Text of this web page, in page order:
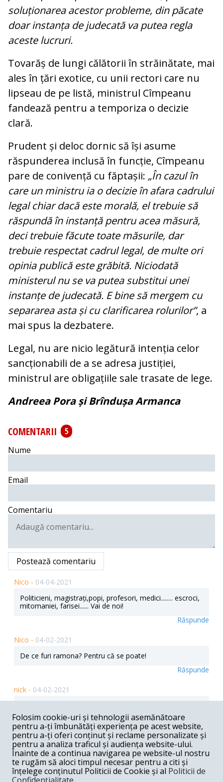
soluționarea acestor probleme, din păcate
doar instanța de judecată va putea regla
aceste lucruri.
Tovarăș de lungi călătorii în străinătate, mai
ales în țări exotice, cu unii rectori care nu
lipseau de pe listă, ministrul Cîmpeanu
fandează pentru a temporiza o decizie
clară.
Prudent și deloc dornic să își asume
răspunderea inclusă în funcție, Cîmpeanu
pare de conivență cu făptașii: „În cazul în
care un ministru ia o decizie în afara cadrului
legal chiar dacă este morală, el trebuie să
răspundă în instanță pentru acea măsură,
deci trebuie făcute toate măsurile, dar
trebuie respectat cadrul legal, de multe ori
opinia publică este grăbită. Niciodată
ministerul nu se va putea substitui unei
instanțe de judecată. E bine să mergem cu
separarea asta și cu clarificarea rolurilor”, a
mai spus la dezbatere.
Legal, nu are nicio legătură intenția celor
sancționabili de a se adresa justiției,
ministrul are obligațiile sale trasate de lege.
Andreea Pora și Brîndușa Armanca
COMENTARII
5
Nume
Email
Comentariu
Postează comentariu
Nico - 04-04-2021
Politicieni, magistrați,popi, profesori, medici........ escroci,
mitomaniei, farisei...... Vai de noi!
Răspunde
Nico - 04-02-2021
De ce furi ramona? Pentru că se poate!
Răspunde
nick - 04-02-2021
pe carte!
Răspunde
Alex -03-31-2021
Acel,,CINEVA" ești DTA și cei supuși,
înclinați,inconștiență și NEMERITATI ÎN ÎNVĂȚĂMÂNT.
Folosim cookie-uri și tehnologii asemănătoare
pentru a-ți îmbunătăți experiența pe acest website,
pentru a-ți oferi conținut și reclame personalizate și
pentru a analiza traficul și audiența website-ului.
Înainte de a continua navigarea pe website-ul nostru
te rugăm să aloci timpul necesar pentru a citi și
înțelege conținutul Politicii de Cookie și al Politicii de